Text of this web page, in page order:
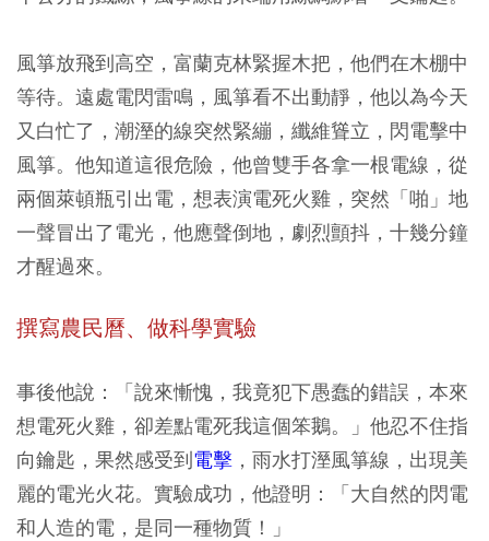
風箏放飛到高空，富蘭克林緊握木把，他們在木棚中
等待。遠處電閃雷鳴，風箏看不出動靜，他以為今天
又白忙了，潮溼的線突然緊繃，纖維聳立，閃電擊中
風箏。他知道這很危險，他曾雙手各拿一根電線，從
兩個萊頓瓶引出電，想表演電死火雞，突然「啪」地
一聲冒出了電光，他應聲倒地，劇烈顫抖，十幾分鐘
才醒過來。
撰寫農民曆、做科學實驗
事後他說：「說來慚愧，我竟犯下愚蠢的錯誤，本來
想電死火雞，卻差點電死我這個笨鵝。」他忍不住指
向鑰匙，果然感受到電擊 ，雨水打溼風箏線，出現美
麗的電光火花。實驗成功，他證明：「大自然的閃電
和人造的電，是同一種物質！」